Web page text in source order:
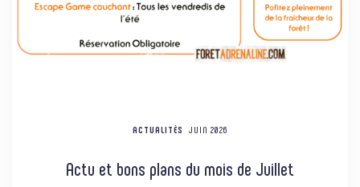
ACTUALITÉS JUIN 2026
Actu et bons plans du mois de Juillet